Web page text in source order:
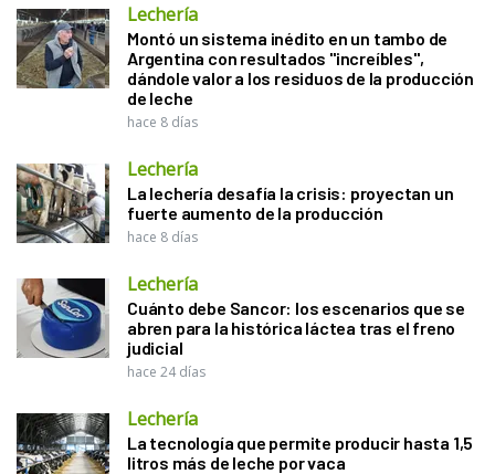
Lechería
Montó un sistema inédito en un tambo de
Argentina con resultados "increíbles",
dándole valor a los residuos de la producción
de leche
hace 8 días
Lechería
La lechería desafía la crisis: proyectan un
fuerte aumento de la producción
hace 8 días
Lechería
Cuánto debe Sancor: los escenarios que se
abren para la histórica láctea tras el freno
judicial
hace 24 días
Lechería
La tecnología que permite producir hasta 1,5
litros más de leche por vaca